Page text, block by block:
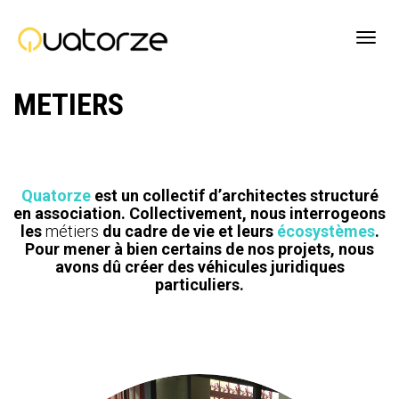
METIERS
Quatorze est un collectif d’architectes structuré
en association. Collectivement, nous interrogeons
lesmétiers du cadre de vie et leurs écosystèmes.
Pour mener à bien certains de nos projets, nous
avons dû créer des véhicules juridiques
particuliers.